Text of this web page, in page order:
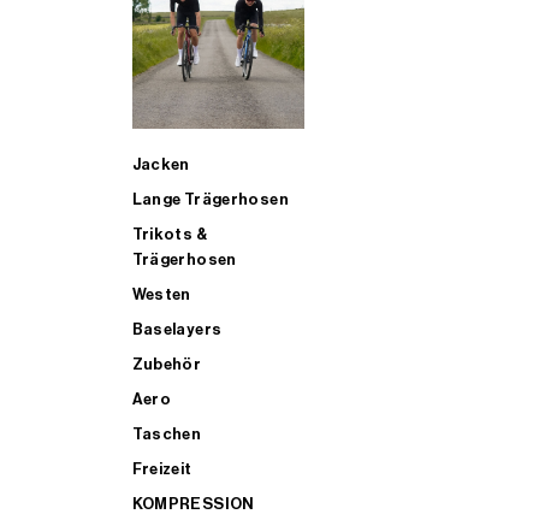
Jacken
Lange Trägerhosen
Trikots &
Trägerhosen
Westen
Baselayers
Zubehör
Aero
Taschen
Freizeit
KOMPRESSION
ALLE TRIATHLONARTIKEL FÜR MÄNNER KAUFEN